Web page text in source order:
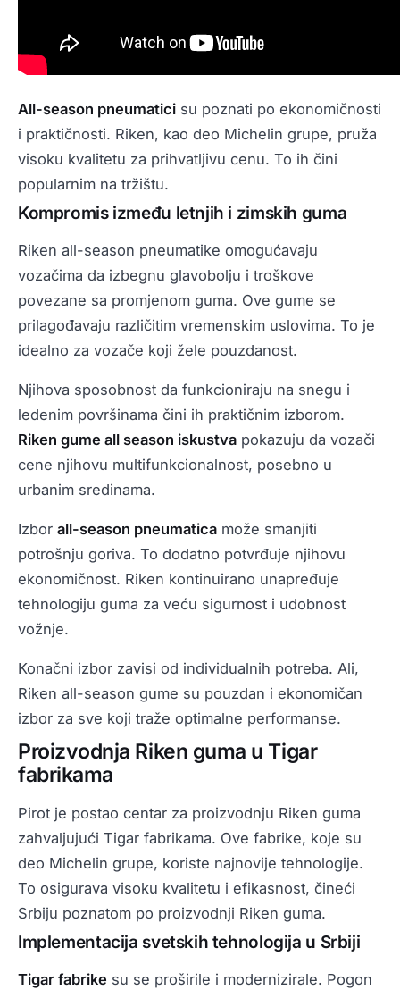
All-season pneumatici su poznati po ekonomičnosti
i praktičnosti. Riken, kao deo Michelin grupe, pruža
visoku kvalitetu za prihvatljivu cenu. To ih čini
popularnim na tržištu.
Kompromis između letnjih i zimskih guma
Riken all-season pneumatike omogućavaju
vozačima da izbegnu glavobolju i troškove
povezane sa promjenom guma. Ove gume se
prilagođavaju različitim vremenskim uslovima. To je
idealno za vozače koji žele pouzdanost.
Njihova sposobnost da funkcioniraju na snegu i
ledenim površinama čini ih praktičnim izborom.
Riken gume all season iskustva pokazuju da vozači
cene njihovu multifunkcionalnost, posebno u
urbanim sredinama.
Izbor all-season pneumatica može smanjiti
potrošnju goriva. To dodatno potvrđuje njihovu
ekonomičnost. Riken kontinuirano unapređuje
tehnologiju guma za veću sigurnost i udobnost
vožnje.
Konačni izbor zavisi od individualnih potreba. Ali,
Riken all-season gume su pouzdan i ekonomičan
izbor za sve koji traže optimalne performanse.
Proizvodnja Riken guma u Tigar
fabrikama
Pirot je postao centar za proizvodnju Riken guma
zahvaljujući Tigar fabrikama. Ove fabrike, koje su
deo Michelin grupe, koriste najnovije tehnologije.
To osigurava visoku kvalitetu i efikasnost, čineći
Srbiju poznatom po proizvodnji Riken guma.
Implementacija svetskih tehnologija u Srbiji
Tigar fabrike su se proširile i modernizirale. Pogon